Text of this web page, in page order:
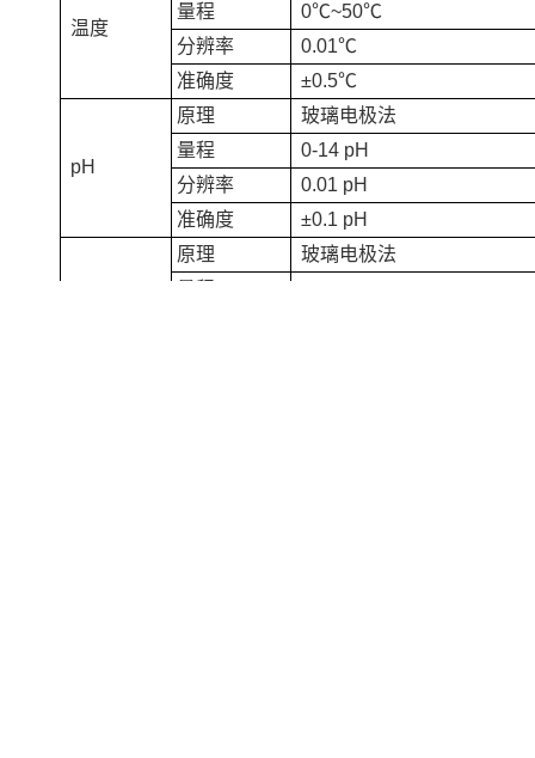
温度
量程
0℃~50℃
分辨率
0.01℃
准确度
±0.5℃
pH
原理
玻璃电极法
量程
0-14 pH
分辨率
0.01 pH
准确度
±0.1 pH
原理
玻璃电极法